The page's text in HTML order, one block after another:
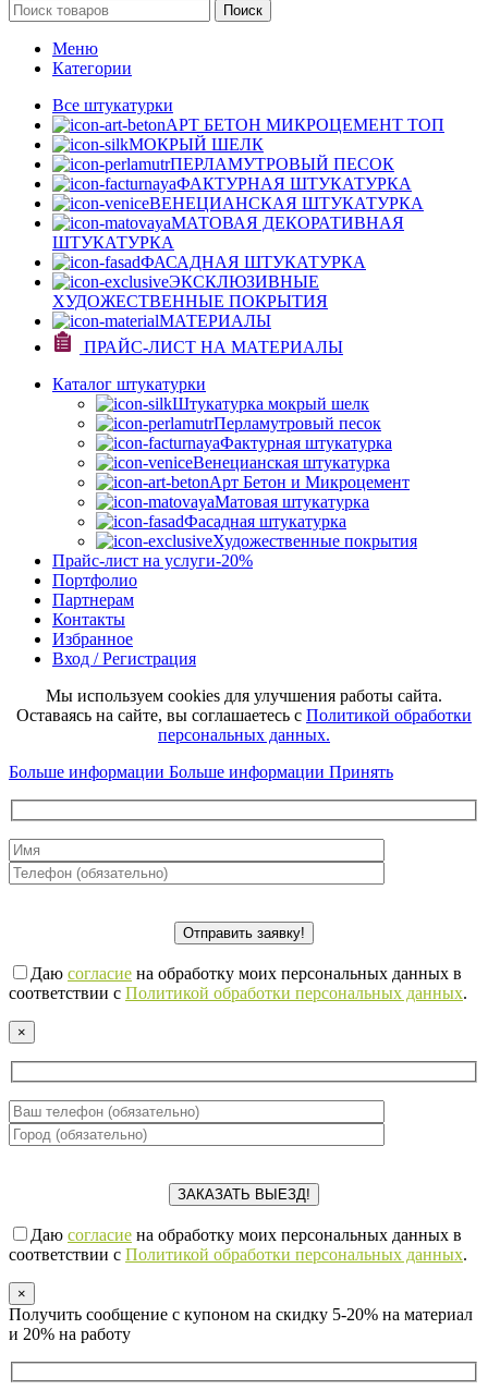
Поиск
Меню
Категории
Все штукатурки
АРТ БЕТОН МИКРОЦЕМЕНТ ТОП
МОКРЫЙ ШЕЛК
ПЕРЛАМУТРОВЫЙ ПЕСОК
ФАКТУРНАЯ ШТУКАТУРКА
ВЕНЕЦИАНСКАЯ ШТУКАТУРКА
МАТОВАЯ ДЕКОРАТИВНАЯ
ШТУКАТУРКА
ФАСАДНАЯ ШТУКАТУРКА
ЭКСКЛЮЗИВНЫЕ
ХУДОЖЕСТВЕННЫЕ ПОКРЫТИЯ
МАТЕРИАЛЫ
ПРАЙС-ЛИСТ НА МАТЕРИАЛЫ
Каталог штукатурки
Штукатурка мокрый шелк
Перламутровый песок
Фактурная штукатурка
Венецианская штукатурка
Арт Бетон и Микроцемент
Матовая штукатурка
Фасадная штукатурка
Художественные покрытия
Прайс-лист на услуги-20%
Портфолио
Партнерам
Контакты
Избранное
Вход / Регистрация
Мы используем cookies для улучшения работы сайта.
Оставаясь на сайте, вы соглашаетесь с Политикой обработки
персональных данных.
Больше информации Больше информации Принять
Даю согласие на обработку моих персональных данных в
соответствии с Политикой обработки персональных данных.
×
Даю согласие на обработку моих персональных данных в
соответствии с Политикой обработки персональных данных.
×
Получить сообщение с купоном на скидку 5-20% на материал
и 20% на работу